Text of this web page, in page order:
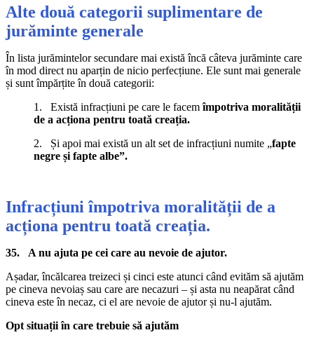
Alte două categorii suplimentare de
jurăminte generale
În lista jurămintelor secundare mai există încă câteva jurăminte care
în mod direct nu aparțin de nicio perfecțiune. Ele sunt mai generale
și sunt împărțite în două categorii:
1. Există infracțiuni pe care le facemîmpotriva moralității
de a acționa pentru toată creația.
2. Și apoi mai există un alt set de infracțiuni numite „fapte
negre și fapte albe”.
Infracțiuni împotriva moralității de a
acționa pentru toată creația.
35. A nu ajuta pe cei care au nevoie de ajutor.
Așadar, încălcarea treizeci și cinci este atunci când evităm să ajutăm
pe cineva nevoiaș sau care are necazuri – și asta nu neapărat când
cineva este în necaz, ci el are nevoie de ajutor și nu-l ajutăm.
Opt situații în care trebuie să ajutăm